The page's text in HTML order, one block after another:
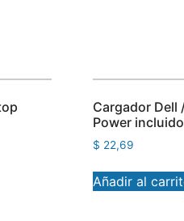
Cargador Dell
Power incluido
$ 22,69
Añadir al